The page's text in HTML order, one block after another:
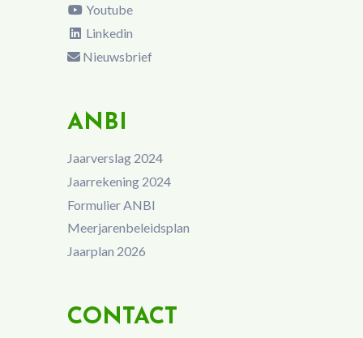
Youtube
Linkedin
Nieuwsbrief
ANBI
Jaarverslag 2024
Jaarrekening 2024
Formulier ANBI
Meerjarenbeleidsplan
Jaarplan 2026
CONTACT